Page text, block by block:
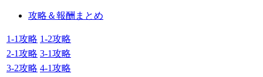
攻略＆報酬まとめ
1-1攻略 1-2攻略
2-1攻略 3-1攻略
3-2攻略 4-1攻略